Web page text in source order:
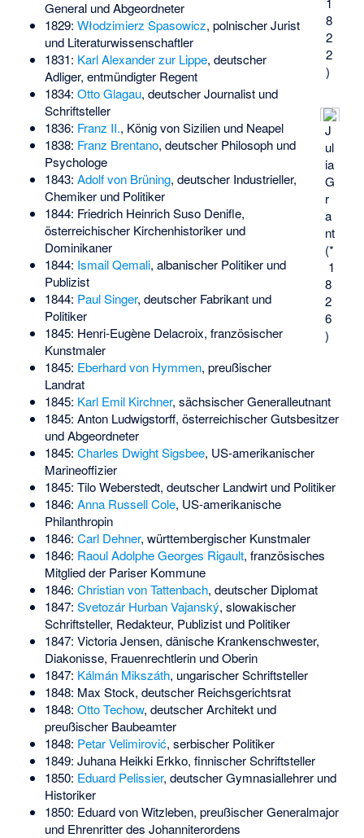
8
2
2
)
J
ul
ia
G
r
a
nt
(*
1
8
2
6
)
General und Abgeordneter
1829: Włodzimierz Spasowicz, polnischer Jurist
und Literaturwissenschaftler
1831: Karl Alexander zur Lippe, deutscher
Adliger, entmündigter Regent
1834: Otto Glagau, deutscher Journalist und
Schriftsteller
1836: Franz II., König von Sizilien und Neapel
1838: Franz Brentano, deutscher Philosoph und
Psychologe
1843: Adolf von Brüning, deutscher Industrieller,
Chemiker und Politiker
1844: Friedrich Heinrich Suso Denifle,
österreichischer Kirchenhistoriker und
Dominikaner
1844: Ismail Qemali, albanischer Politiker und
Publizist
1844: Paul Singer, deutscher Fabrikant und
Politiker
1845: Henri-Eugène Delacroix, französischer
Kunstmaler
1845: Eberhard von Hymmen, preußischer
Landrat
1845: Karl Emil Kirchner, sächsischer Generalleutnant
1845: Anton Ludwigstorff, österreichischer Gutsbesitzer
und Abgeordneter
1845: Charles Dwight Sigsbee, US-amerikanischer
Marineoffizier
1845: Tilo Weberstedt, deutscher Landwirt und Politiker
1846: Anna Russell Cole, US-amerikanische
Philanthropin
1846: Carl Dehner, württembergischer Kunstmaler
1846: Raoul Adolphe Georges Rigault, französisches
Mitglied der Pariser Kommune
1846: Christian von Tattenbach, deutscher Diplomat
1847: Svetozár Hurban Vajanský, slowakischer
Schriftsteller, Redakteur, Publizist und Politiker
1847: Victoria Jensen, dänische Krankenschwester,
Diakonisse, Frauenrechtlerin und Oberin
1847: Kálmán Mikszáth, ungarischer Schriftsteller
1848: Max Stock, deutscher Reichsgerichtsrat
1848: Otto Techow, deutscher Architekt und
preußischer Baubeamter
1848: Petar Velimirović, serbischer Politiker
1849: Juhana Heikki Erkko, finnischer Schriftsteller
1850: Eduard Pelissier, deutscher Gymnasiallehrer und
Historiker
1850: Eduard von Witzleben, preußischer Generalmajor
und Ehrenritter des Johanniterordens